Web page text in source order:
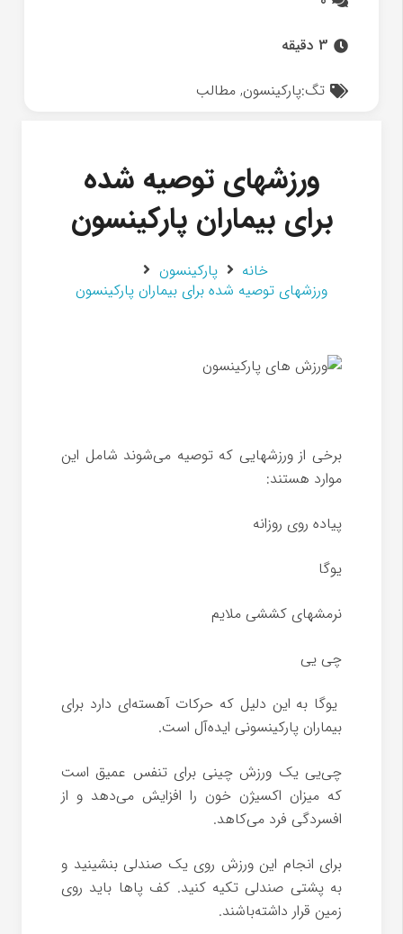
3 دقیقه
تگ:پارکینسون,مطالب
ورزشهای توصیه شده
برای بیماران پارکینسون
خانه
پارکینسون
ورزشهای توصیه شده برای بیماران پارکینسون
برخی از ورزشهایی که توصیه می‌شوند شامل این
موارد هستند:
پیاده روی روزانه
یوگا
نرمشهای کششی ملایم
چی یی
یوگا به این دلیل که حرکات آهسته‌ای دارد برای
بیماران پارکینسونی ایده‌آل است.
چی‌یی یک ورزش چینی برای تنفس عمیق است
که میزان اکسیژن خون را افزایش می‌دهد و از
افسردگی فرد می‌کاهد.
برای انجام این ورزش روی یک صندلی بنشینید و
به پشتی صندلی تکیه کنید. کف پاها باید روی
زمین قرار داشته‌باشند.